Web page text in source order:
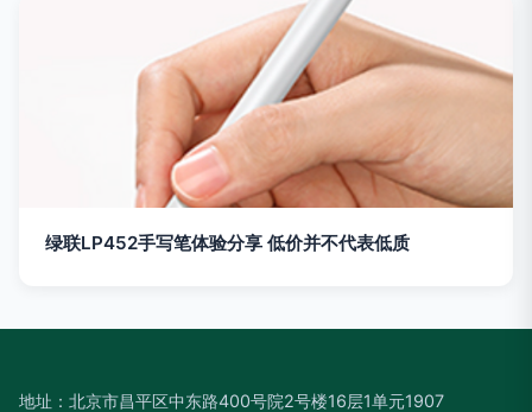
绿联LP452手写笔体验分享 低价并不代表低质
地址：北京市昌平区中东路400号院2号楼16层1单元1907